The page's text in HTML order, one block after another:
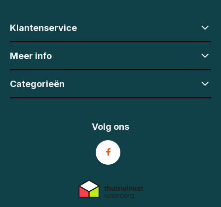
Klantenservice
Meer info
Categorieën
Volg ons